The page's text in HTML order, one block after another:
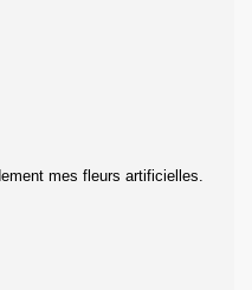
mes fleurs artificielles.